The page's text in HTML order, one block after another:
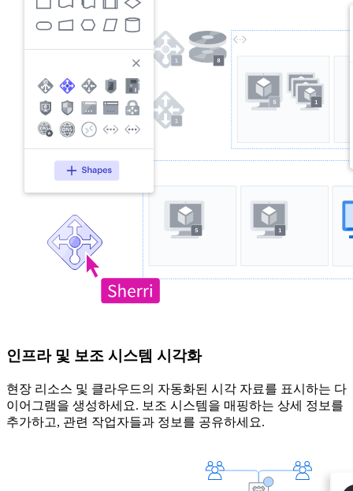
인프라 및 보조 시스템 시각화
현장 리소스 및 클라우드의 자동화된 시각 자료를 표시하는 다
이어그램을 생성하세요. 보조 시스템을 매핑하는 상세 정보를
추가하고, 관련 작업자들과 정보를 공유하세요.